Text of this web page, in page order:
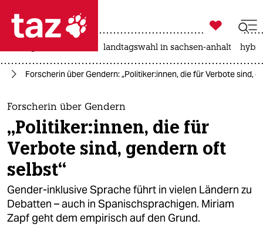
 taz zahl ich
taz zahl ich
themen
politik
öko
gesellschaft
kultur

taz zahl ich
landtagswahl in sachsen-anhalt
Forscherin über Gendern: „Politiker:innen, die für Verbote sind,
Forscherin über Gendern
„Politiker:innen, die für
Verbote sind, gendern oft
selbst“
Gender-inklusive Sprache führt in vielen Ländern zu
Debatten – auch in Spanischsprachigen. Miriam
Zapf geht dem empirisch auf den Grund.